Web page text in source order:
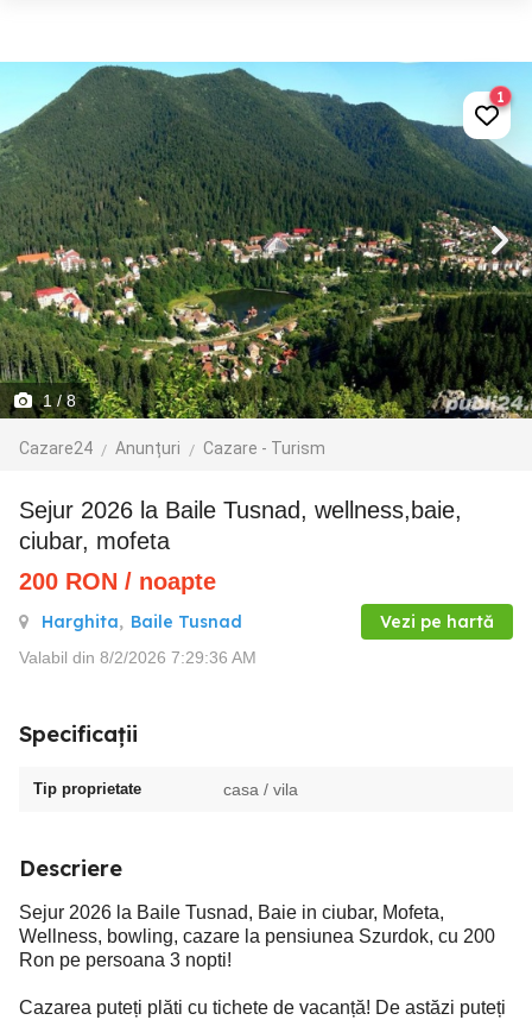
1/ 8
Cazare24 Anunțuri Cazare - Turism
1
Sejur 2026 la Baile Tusnad, wellness,baie,
ciubar, mofeta
200 RON / noapte
Harghita, Baile Tusnad Vezi pe hartă
Valabil din 8/2/2026 7:29:36 AM
Specificații
Tip proprietate casa / vila
Descriere
Sejur 2026 la Baile Tusnad, Baie in ciubar, Mofeta,
Wellness, bowling, cazare la pensiunea Szurdok, cu 200
Ron pe persoana 3 nopti!
Cazarea puteți plăti cu tichete de vacanță! De astăzi puteți